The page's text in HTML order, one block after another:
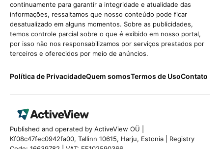
continuamente para garantir a integridade e atualidade das
informações, ressaltamos que nosso conteúdo pode ficar
desatualizado em alguns momentos. Sobre as publicidades,
temos controle parcial sobre o que é exibido em nosso portal,
por isso não nos responsabilizamos por serviços prestados por
terceiros e oferecidos por meio de anúncios.
Política de PrivacidadeQuem somosTermos de UsoContato
Published and operated by ActiveView OÜ |
Kf08c47fec0942fa00, Tallinn 10615, Harju, Estonia | Registry